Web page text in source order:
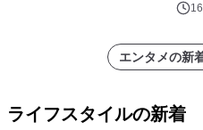
エンタメの新
ライフスタイルの新着